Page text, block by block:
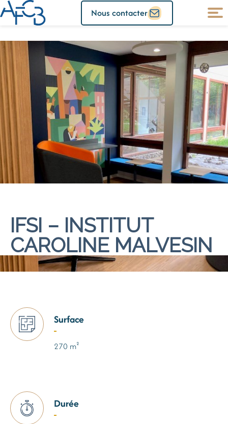
Nous contacter
IFSI – INSTITUT
CAROLINE MALVESIN
Surface
270 m²
Durée